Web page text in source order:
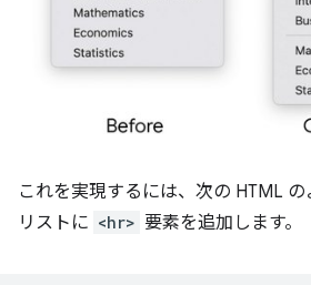
これを実現するには、次の HTML
リストに <hr> 要素を追加します。